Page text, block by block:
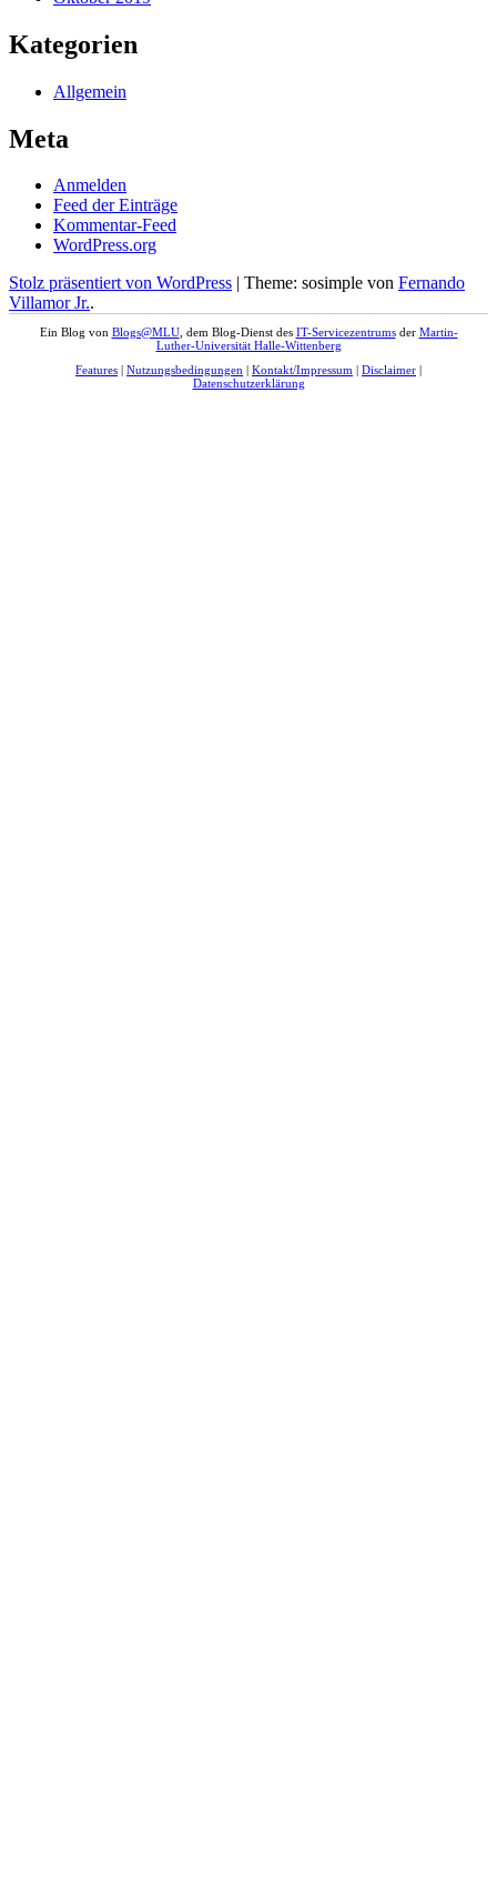
Kategorien
Allgemein
Meta
Anmelden
Feed der Einträge
Kommentar-Feed
WordPress.org
Stolz präsentiert von WordPress
Theme: sosimple von Fernando
Villamor Jr..
Ein Blog von Blogs@MLU, dem Blog-Dienst des IT-Servicezentrumsder Martin-
Luther-Universität Halle-Wittenberg
Features
Nutzungsbedingungen Kontakt/Impressum Disclaimer
Datenschutzerklärung